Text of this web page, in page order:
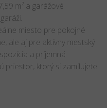
m² a garážové
miesto pre pokojné
ale aj pre aktívny mestský
a príjemná
priestor, ktorý si zamilujete